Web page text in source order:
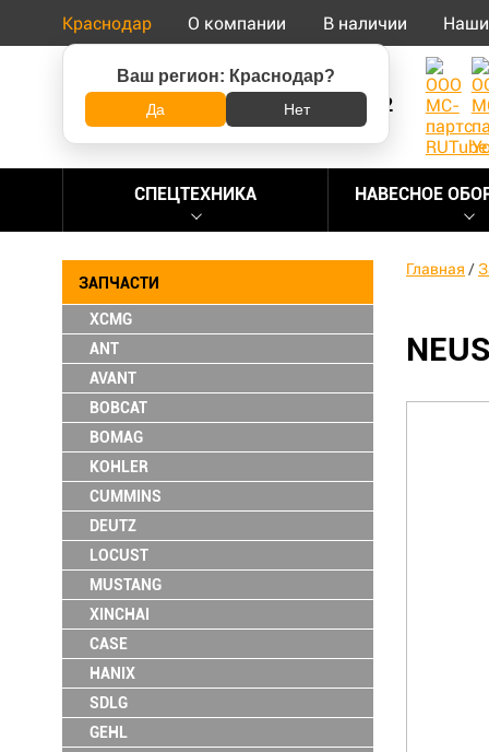
Краснодар
Ваш регион: Краснодар?
Да Нет
О компании В наличии
8 (800) 500-73-92
СПЕЦТЕХНИКА НАВЕСНОЕ
ЗАПЧАСТИ
XCMG
ANT
AVANT
BOBCAT
BOMAG
KOHLER
CUMMINS
DEUTZ
LOCUST
MUSTANG
XINCHAI
CASE
HANIX
SDLG
GEHL
Главная /